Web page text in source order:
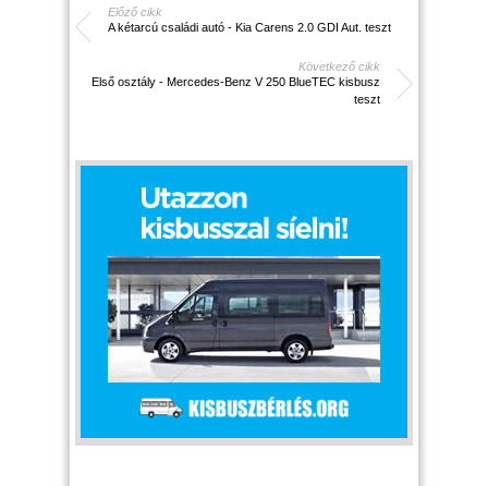
Előző cikk
A kétarcú családi autó - Kia Carens 2.0 GDI Aut. teszt
Következő cikk
Első osztály - Mercedes-Benz V 250 BlueTEC kisbusz
teszt